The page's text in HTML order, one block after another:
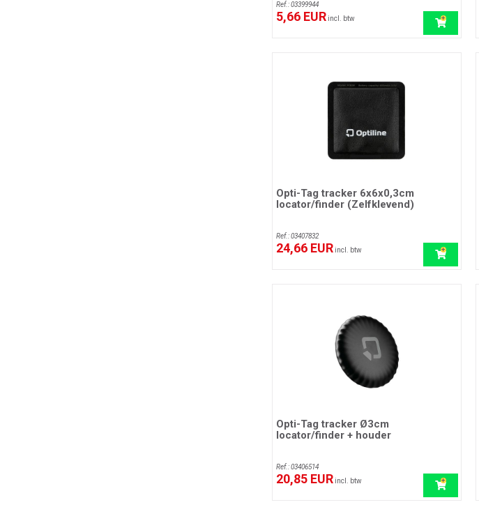
Ref.: 03399944
5,66 EURincl. btw
Opti-Tag tracker 6x6x0,3cm
locator/finder (Zelfklevend)
Ref.: 03407832
24,66 EURincl. btw
Opti-Tag tracker Ø3cm
locator/finder + houder
Ref.: 03406514
20,85 EURincl. btw